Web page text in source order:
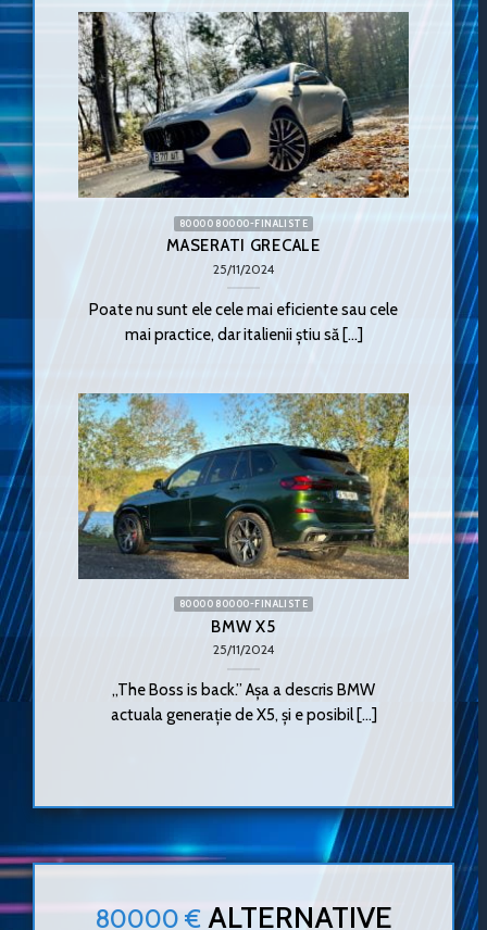
80000 80000-FINALISTE
MASERATI GRECALE
25/11/2024
Poate nu sunt ele cele mai eficiente sau cele
mai practice, dar italienii știu să [...]
80000 80000-FINALISTE
BMW X5
25/11/2024
„The Boss is back.” Așa a descris BMW
actuala generație de X5, și e posibil [...]
80000 € ALTERNATIVE